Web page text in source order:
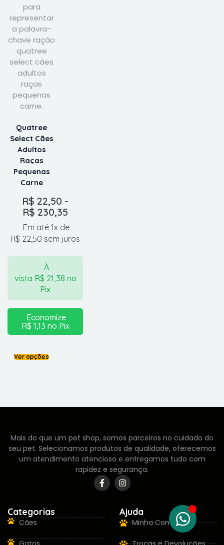
Quatree
Select Cães
Adultos
Raças
Pequenas
Carne
R$ 22,50 -
R$ 230,35
Em até 1x de
R$ 22,50 sem juros
À
vista R$ 21,38 no
Pix
Economize
R$ 1,13 no Pix
Ver opções
Mais do que um pet shop, somos parceiros no cuidado do
seu pet. Selecionamos produtos de qualidade, oferecemos
um atendimento atencioso e entregamos tudo com
rapidez e segurança.
Categorias
Cães
Ajuda
Minha Conta